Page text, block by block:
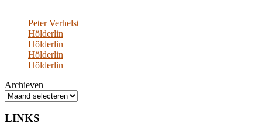
Peter Verhelst
Hölderlin
Hölderlin
Hölderlin
Hölderlin
Archieven
LINKS